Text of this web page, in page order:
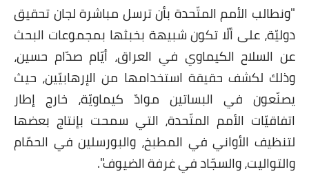
"ونطالب الأمم المتّحدة بأن ترسل مباشرة لجان تحقيق
دوليّة، على ألّا تكون شبيهة بخبثها بمجموعات البحث
عن السلاح الكيماوي في العراق، أيّام صدّام حسين،
وذلك لكشف حقيقة استخدامها من الإرهابيّين، حيث
يصنّعون في البساتين موادّ كيماويّة، خارج إطار
اتفاقيّات الأمم المتّحدة، التي سمحت بإنتاج بعضها
لتنظيف الأواني في المطبخ، والبورسلين في الحمّام
والتواليت، والسجّاد في غرفة الضيوف".